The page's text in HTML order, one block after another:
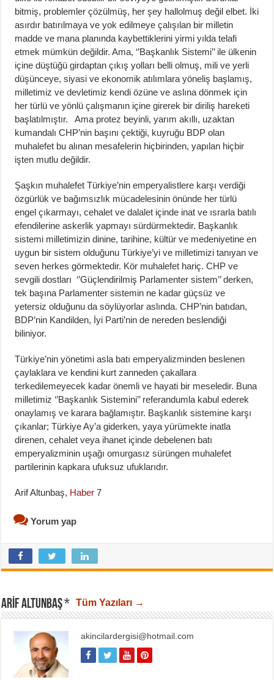
bitmiş, problemler çözülmüş, her şey hallolmuş değil elbet. İki
asırdır batırılmaya ve yok edilmeye çalışılan bir milletin
madde ve mana planında kaybettiklerini yirmi yılda telafi
etmek mümkün değildir. Ama, ‘’Başkanlık Sistemi’’ ile ülkenin
içine düştüğü girdaptan çıkış yolları belli olmuş, mili ve yerli
düşünceye, siyasi ve ekonomik atılımlara yöneliş başlamış,
milletimiz ve devletimiz kendi özüne ve aslına dönmek için
her türlü ve yönlü çalışmanın içine girerek bir diriliş hareketi
başlatılmıştır. Ama protez beyinli, yarım akıllı, uzaktan
kumandalı CHP’nin başını çektiği, kuyruğu BDP olan
muhalefet bu alınan mesafelerin hiçbirinden, yapılan hiçbir
işten mutlu değildir.
Şaşkın muhalefet Türkiye’nin emperyalistlere karşı verdiği
özgürlük ve bağımsızlık mücadelesinin önünde her türlü
engel çıkarmayı, cehalet ve dalalet içinde inat ve ısrarla batılı
efendilerine askerlik yapmayı sürdürmektedir. Başkanlık
sistemi milletimizin dinine, tarihine, kültür ve medeniyetine en
uygun bir sistem olduğunu Türkiye’yi ve milletimizi tanıyan ve
seven herkes görmektedir. Kör muhalefet hariç. CHP ve
sevgili dostları ‘’Güçlendirilmiş Parlamenter sistem’’ derken,
tek başına Parlamenter sistemin ne kadar güçsüz ve
yetersiz olduğunu da söylüyorlar aslında. CHP’nin batıdan,
BDP’nin Kandilden, İyi Parti’nin de nereden beslendiği
biliniyor.
Türkiye’nin yönetimi asla batı emperyalizminden beslenen
çaylaklara ve kendini kurt zanneden çakallara
terkedilemeyecek kadar önemli ve hayati bir meseledir. Buna
milletimiz ‘’Başkanlık Sistemini’’ referandumla kabul ederek
onaylamış ve karara bağlamıştır. Başkanlık sistemine karşı
çıkanlar; Türkiye Ay’a giderken, yaya yürümekte inatla
direnen, cehalet veya ihanet içinde debelenen batı
emperyalizminin uşağı omurgasız sürüngen muhalefet
partilerinin kapkara ufuksuz ufuklarıdır.
Arif Altunbaş, Haber 7
Yorum yap
ARIF ALTUNBAŞ * Tüm Yazıları →
akincilardergisi@hotmail.com